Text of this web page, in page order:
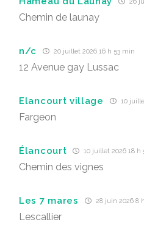
Chemin de launay
n/c 20 juillet 2026 16 h 53 min
12 Avenue gay Lussac
Elancourt village 10
Fargeon
Élancourt 10 juillet 2026 18 h
Chemin des vignes
Les 7 mares 28 juin 2026 8
Lescallier